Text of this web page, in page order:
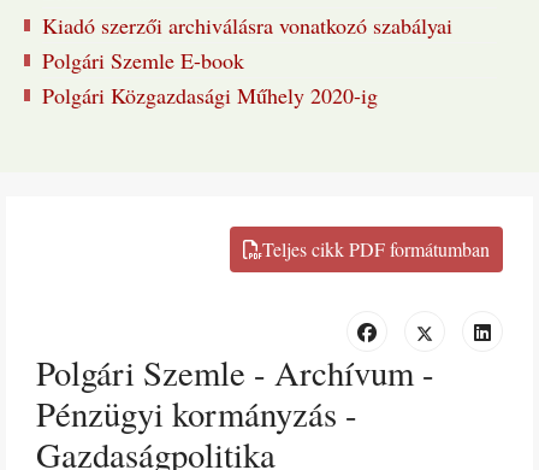
Kiadó szerzői archiválásra vonatkozó szabályai
Polgári Szemle E-book
Polgári Közgazdasági Műhely 2020-ig
Polgári Szemle - Archívum -
Pénzügyi kormányzás -
Gazdaságpolitika